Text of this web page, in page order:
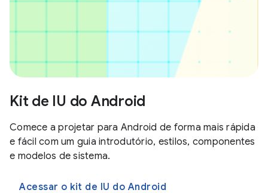
Kit de IU do Android
Comece a projetar para Android de forma mais rápida
e fácil com um guia introdutório, estilos, componentes
e modelos de sistema.
Acessar o kit de IU do Android